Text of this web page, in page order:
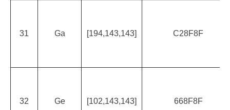
31 Ga [194,143,143] C28F8F
32 Ge [102,143,143] 668F8F